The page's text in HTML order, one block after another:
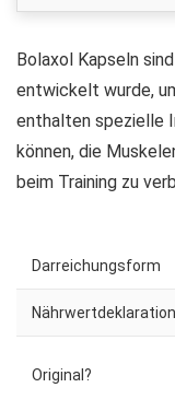
Bolaxol Kapseln
entwickelt wurde,
enthalten spezielle
können, die
beim Training zu
Darreichungsform
Nährwertdeklaration
Original?